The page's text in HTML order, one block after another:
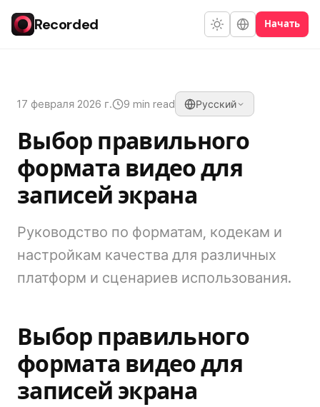
Recorded Начать
17 февраля 2026 г. 9 min read Русский
Выбор правильного
формата видео для
записей экрана
Руководство по форматам, кодекам и
настройкам качества для различных
платформ и сценариев использования.
Выбор правильного
формата видео для
записей экрана